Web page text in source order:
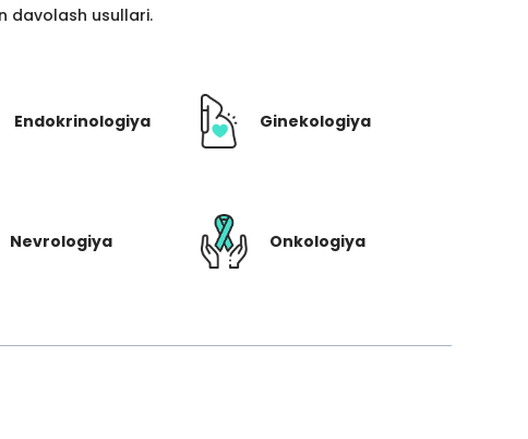
davolash usullari.
Endokrinologiya Ginekologiya
Nevrologiya Onkologiya